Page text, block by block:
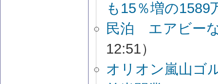
も15％増の1589
民泊 エアビー
12:51）
オリオン嵐山ゴ